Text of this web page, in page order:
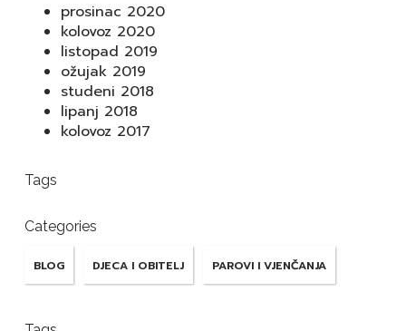
prosinac 2020
kolovoz 2020
listopad 2019
ožujak 2019
studeni 2018
lipanj 2018
kolovoz 2017
Tags
Categories
BLOG DJECA I OBITELJ PAROVI I VJENČANJA